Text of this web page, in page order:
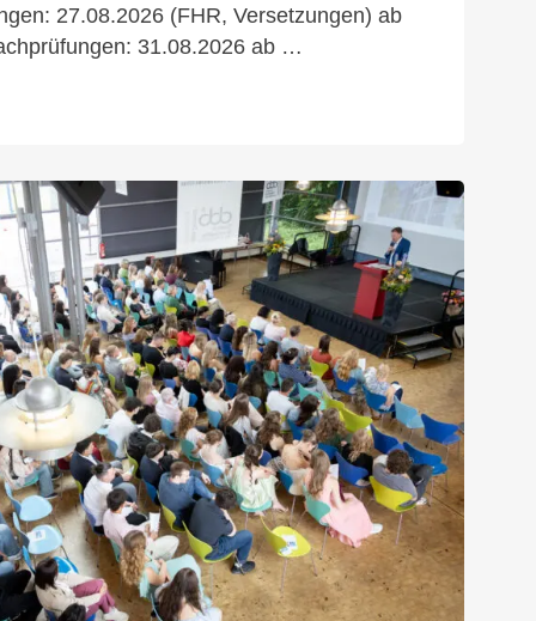
27.08.2026 (FHR, Versetzungen) ab
31.08.2026 ab …